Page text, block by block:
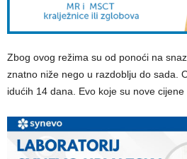
Zbog ovog režima su od ponoći na
znatno niže nego u razdoblju do sada.
idućih 14 dana. Evo koje su nove